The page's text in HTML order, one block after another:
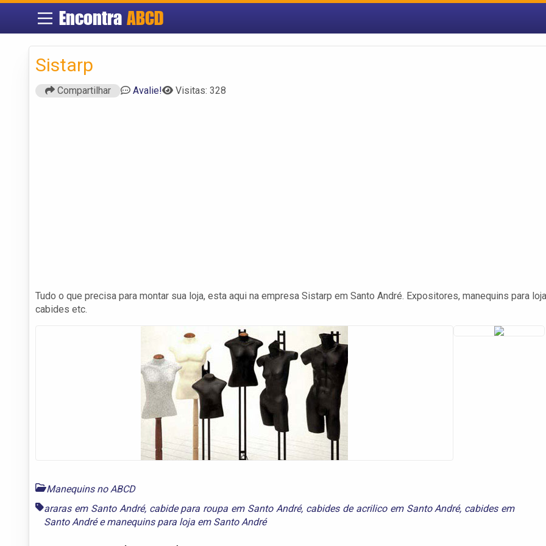
Encontra ABCD
Sistarp
Compartilhar Avalie! Visitas: 328
Tudo o que precisa para montar sua loja, esta aqui na empresa Sistarp em Santo André. Expositores, manequins para
cabides etc.
Manequins no ABCD
araras em Santo André, cabide para roupa em Santo André, cabides de acrilico em Santo André, cabides em
Santo Andréemanequins para loja em Santo André